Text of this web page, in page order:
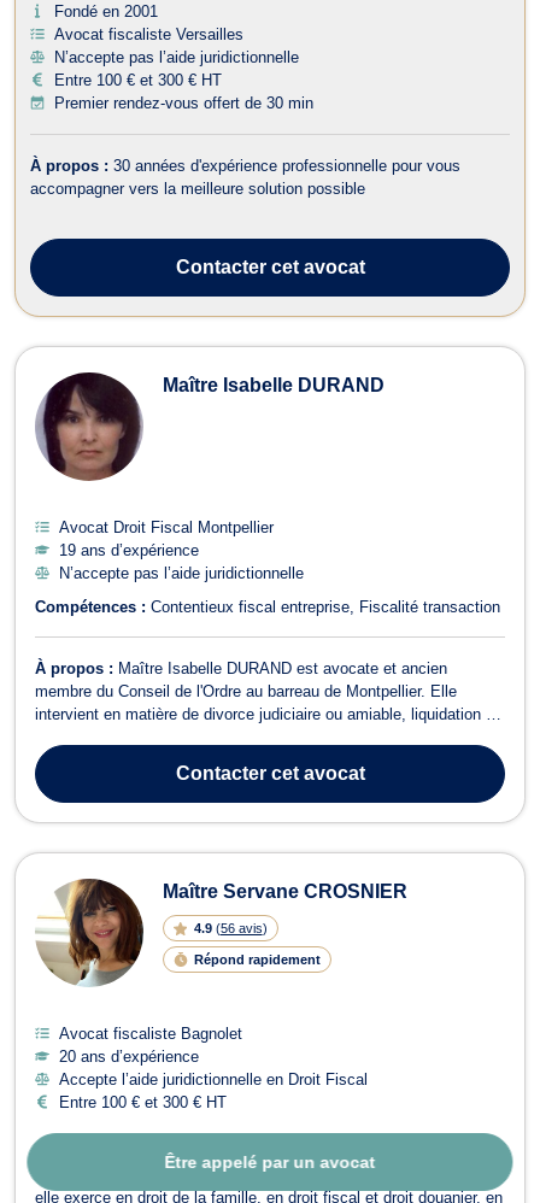
Être appelé par un avocat
Fondé en 2001
Avocat fiscaliste Versailles
N’accepte pas l’aide juridictionnelle
Entre 100 € et 300 € HT
Premier rendez-vous offert de 30 min
À propos : 30 années d'expérience professionnelle pour vous
accompagner vers la meilleure solution possible
Contactercet avocat
Maître Isabelle DURAND
Avocat Droit Fiscal Montpellier
19 ans d’expérience
N’accepte pas l’aide juridictionnelle
Compétences : Contentieux fiscal entreprise Fiscalité transaction
À propos : Maître Isabelle DURAND est avocate et ancien
membre du Conseil de l'Ordre au barreau de Montpellier. Elle
intervient en matière de divorce judiciaire ou amiable, liquidation et
(titre de séjour, naturalisation). En matière de droit de la famille,
Maître DURAND vou...Contactercet avocat
Maître Servane CROSNIER
4.9 (56 avis)
Répond rapidement
Avocat fiscaliste Bagnolet
20 ans d’expérience
Accepte l’aide juridictionnelle en Droit Fiscal
Entre 100 € et 300 € HT
Maître Servane CROSNIER est avocate à Bagnolet et
elle exerce en droit de la famille, en droit fiscal et droit douanier, en